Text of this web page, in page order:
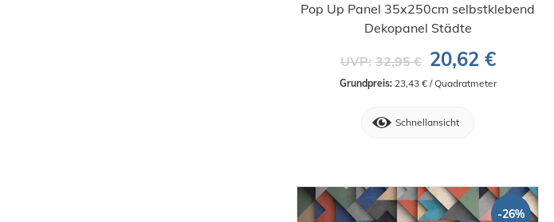
Pop Up Panel 35x250cm selbstklebend
Dekopanel Städte
UVP: 32,95 € 20,62 €
Grundpreis: 23,43 € / Quadratmeter
Schnellansicht
-26%